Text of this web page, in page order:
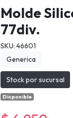
Molde
77div.
SKU: 46601
Generica
Stock por sucursal
Disponible